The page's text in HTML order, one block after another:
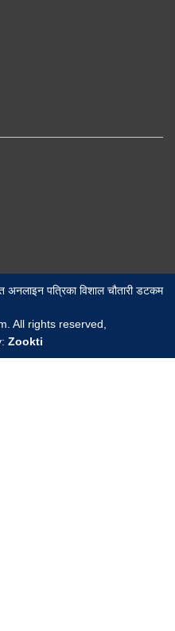
अनलाइन पत्रिका विशाल चौतारी डटकम
All rights reserved,
Zookti